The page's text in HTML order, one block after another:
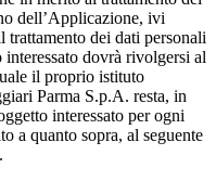
dell’Applicazione, ivi
dei dati personali
dovrà rivolgersi al
il proprio istituto
Parma S.p.A. resta, in
interessato per ogni
a quanto sopra, al seguente
.